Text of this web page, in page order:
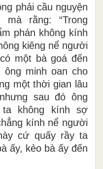
phải cầu nguyện
rằng: “Trong
phán không kính
kiêng nể người
một bà goá đến
ông minh oan cho
một thời gian lâu
sau đó ông
ta không kính sợ
kính nể người
cứ quấy rầy ta
ấy, kẻo bà ấy đến